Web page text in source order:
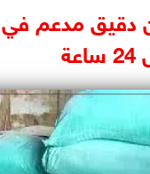
38 طن دقيق مدعم